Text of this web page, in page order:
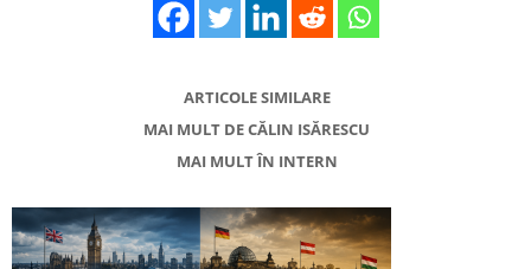
ARTICOLE SIMILARE
MAI MULT DE CĂLIN ISĂRESCU
MAI MULT ÎN INTERN